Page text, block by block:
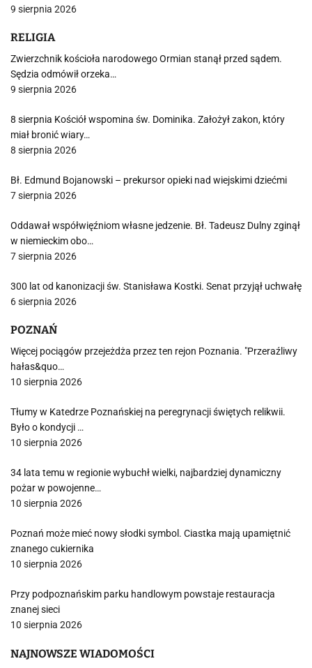
9 sierpnia 2026
RELIGIA
Zwierzchnik kościoła narodowego Ormian stanął przed sądem.
Sędzia odmówił orzeka…
9 sierpnia 2026
8 sierpnia Kościół wspomina św. Dominika. Założył zakon, który
miał bronić wiary…
8 sierpnia 2026
Bł. Edmund Bojanowski – prekursor opieki nad wiejskimi dziećmi
7 sierpnia 2026
Oddawał współwięźniom własne jedzenie. Bł. Tadeusz Dulny zginął
w niemieckim obo…
7 sierpnia 2026
300 lat od kanonizacji św. Stanisława Kostki. Senat przyjął uchwałę
6 sierpnia 2026
POZNAŃ
Więcej pociągów przejeżdża przez ten rejon Poznania. "Przeraźliwy
hałas&quo…
10 sierpnia 2026
Tłumy w Katedrze Poznańskiej na peregrynacji świętych relikwii.
Było o kondycji …
10 sierpnia 2026
34 lata temu w regionie wybuchł wielki, najbardziej dynamiczny
pożar w powojenne…
10 sierpnia 2026
Poznań może mieć nowy słodki symbol. Ciastka mają upamiętnić
znanego cukiernika
10 sierpnia 2026
Przy podpoznańskim parku handlowym powstaje restauracja
znanej sieci
10 sierpnia 2026
NAJNOWSZE WIADOMOŚCI